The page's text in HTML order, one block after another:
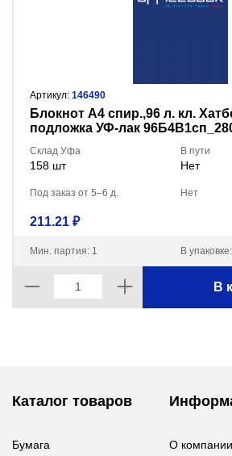
Артикул: 146490
Блокнот А4 спир.,96 л. кл.
подложка УФ-лак
Склад Уфа
158 шт
В пути
Нет
Под заказ от 5–6 д. Нет
211.21 ₽
Мин. партия: 1 В
В
Каталог товаров
Бумага
О компании